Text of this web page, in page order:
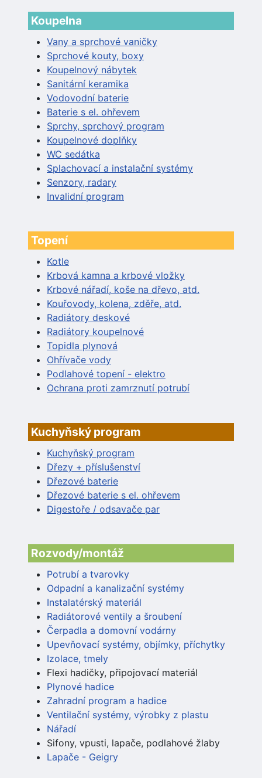
Koupelna
Vany a sprchové vaničky
Sprchové kouty, boxy
Koupelnový nábytek
Sanitární keramika
Vodovodní baterie
Baterie s el. ohřevem
Sprchy, sprchový program
Koupelnové doplňky
WC sedátka
Splachovací a instalační systémy
Senzory, radary
Invalidní program
Topení
Kotle
Krbová kamna a krbové vložky
Krbové nářadí, koše na dřevo, atd.
Kouřovody, kolena, zděře, atd.
Radiátory deskové
Radiátory koupelnové
Topidla plynová
Ohřívače vody
Podlahové topení - elektro
Ochrana proti zamrznutí potrubí
Kuchyňský program
Kuchyňský program
Dřezy + příslušenství
Dřezové baterie
Dřezové baterie s el. ohřevem
Digestoře / odsavače par
Rozvody/montáž
Potrubí a tvarovky
Odpadní a kanalizační systémy
Instalatérský materiál
Radiátorové ventily a šroubení
Čerpadla a domovní vodárny
Upevňovací systémy, objímky, příchytky
Izolace, tmely
Flexi hadičky, připojovací materiál
Plynové hadice
Zahradní program a hadice
Ventilační systémy, výrobky z plastu
Nářadí
Sifony, vpusti, lapače, podlahové žlaby
Lapače - Geigry